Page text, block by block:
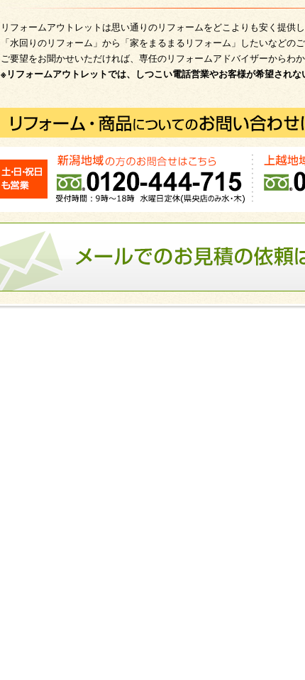
リフォームアウトレットは思い通りのリフォームをどこよりも安く提供し
「水回りのリフォーム」から「家をまるまるリフォーム」したいなどの
ご要望をお聞かせいただければ、専任のリフォームアドバイザーからわ
※リフォームアウトレットでは、しつこい電話営業やお客様が希望されな